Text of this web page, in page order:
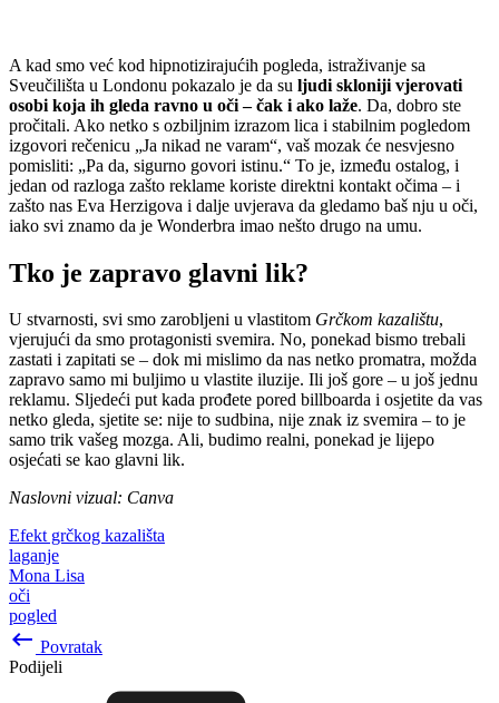
A kad smo već kod hipnotizirajućih pogleda, istraživanje sa
Sveučilišta u Londonu pokazalo je da su ljudi skloniji vjerovati
osobi koja ih gleda ravno u oči – čak i ako laže. Da, dobro ste
pročitali. Ako netko s ozbiljnim izrazom lica i stabilnim pogledom
izgovori rečenicu „Ja nikad ne varam“, vaš mozak će nesvjesno
pomisliti: „Pa da, sigurno govori istinu.“ To je, između ostalog, i
jedan od razloga zašto reklame koriste direktni kontakt očima – i
zašto nas Eva Herzigova i dalje uvjerava da gledamo baš nju u oči,
iako svi znamo da je Wonderbra imao nešto drugo na umu.
Tko je zapravo glavni lik?
U stvarnosti, svi smo zarobljeni u vlastitom Grčkom kazalištu,
vjerujući da smo protagonisti svemira. No, ponekad bismo trebali
zastati i zapitati se – dok mi mislimo da nas netko promatra, možda
zapravo samo mi buljimo u vlastite iluzije. Ili još gore – u još jednu
reklamu. Sljedeći put kada prođete pored billboarda i osjetite da vas
netko gleda, sjetite se: nije to sudbina, nije znak iz svemira – to je
samo trik vašeg mozga. Ali, budimo realni, ponekad je lijepo
osjećati se kao glavni lik.
Naslovni vizual: Canva
Efekt grčkog kazališta
laganje
Mona Lisa
oči
pogled
keyboard_backspace Povratak
Podijeli